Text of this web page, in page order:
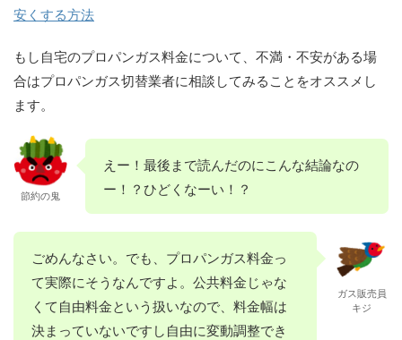
安くする方法
もし自宅のプロパンガス料金について、不満・不安がある場
合はプロパンガス切替業者に相談してみることをオススメし
ます。
節約の鬼
えー！最後まで読んだのにこんな結論なの
ー！？ひどくなーい！？
ごめんなさい。でも、プロパンガス料金っ
て実際にそうなんですよ。公共料金じゃな
くて自由料金という扱いなので、料金幅は
決まっていないですし自由に変動調整でき
ガス販売員
キジ